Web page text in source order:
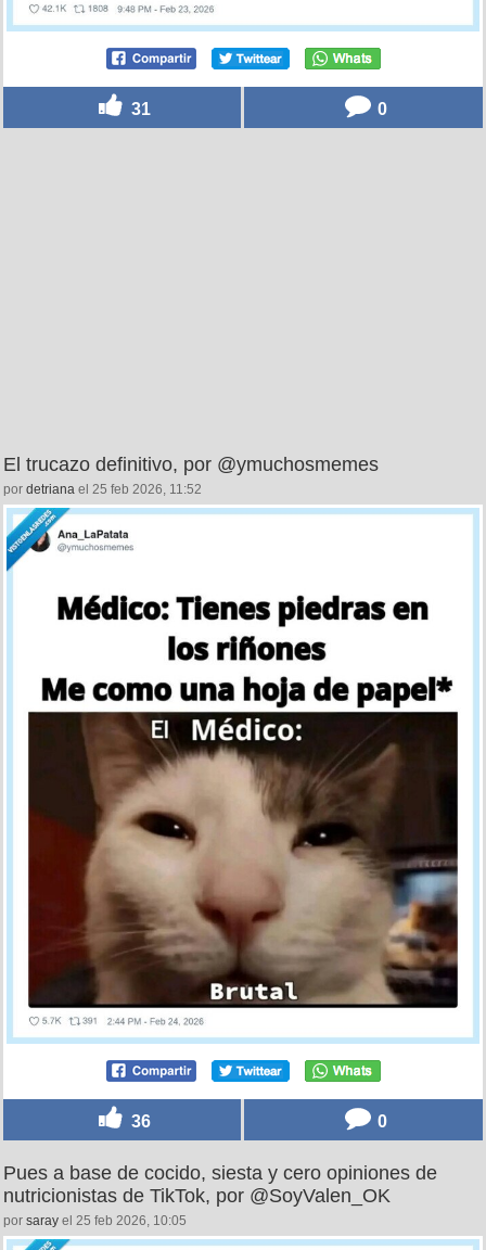
31 0
El trucazo definitivo, por @ymuchosmemes
por detriana el 25 feb 2026, 11:52
36 0
Pues a base de cocido, siesta y cero opiniones de
nutricionistas de TikTok, por @SoyValen_OK
por saray el 25 feb 2026, 10:05